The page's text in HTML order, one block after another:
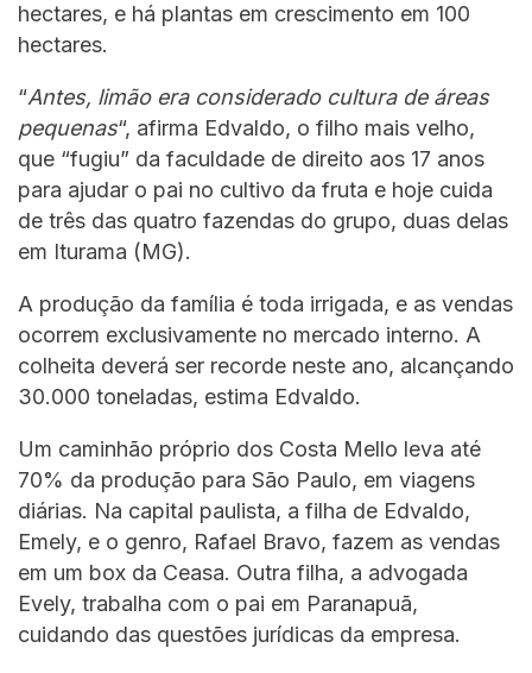
hectares, e há plantas em crescimento em 100
hectares.
“Antes, limão era considerado cultura de áreas
pequenas“, afirma Edvaldo, o filho mais velho,
que “fugiu” da faculdade de direito aos 17 anos
para ajudar o pai no cultivo da fruta e hoje cuida
de três das quatro fazendas do grupo, duas delas
em Iturama (MG).
A produção da família é toda irrigada, e as vendas
ocorrem exclusivamente no mercado interno. A
colheita deverá ser recorde neste ano, alcançando
30.000 toneladas, estima Edvaldo.
Um caminhão próprio dos Costa Mello leva até
70% da produção para São Paulo, em viagens
diárias. Na capital paulista, a filha de Edvaldo,
Emely, e o genro, Rafael Bravo, fazem as vendas
em um box da Ceasa. Outra filha, a advogada
Evely, trabalha com o pai em Paranapuã,
cuidando das questões jurídicas da empresa.